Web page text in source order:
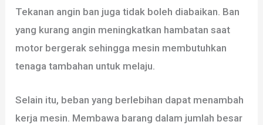
Tekanan angin ban juga tidak boleh diabaikan. Ban
yang kurang angin meningkatkan hambatan saat
motor bergerak sehingga mesin membutuhkan
tenaga tambahan untuk melaju.
Selain itu, beban yang berlebihan dapat menambah
kerja mesin. Membawa barang dalam jumlah besar